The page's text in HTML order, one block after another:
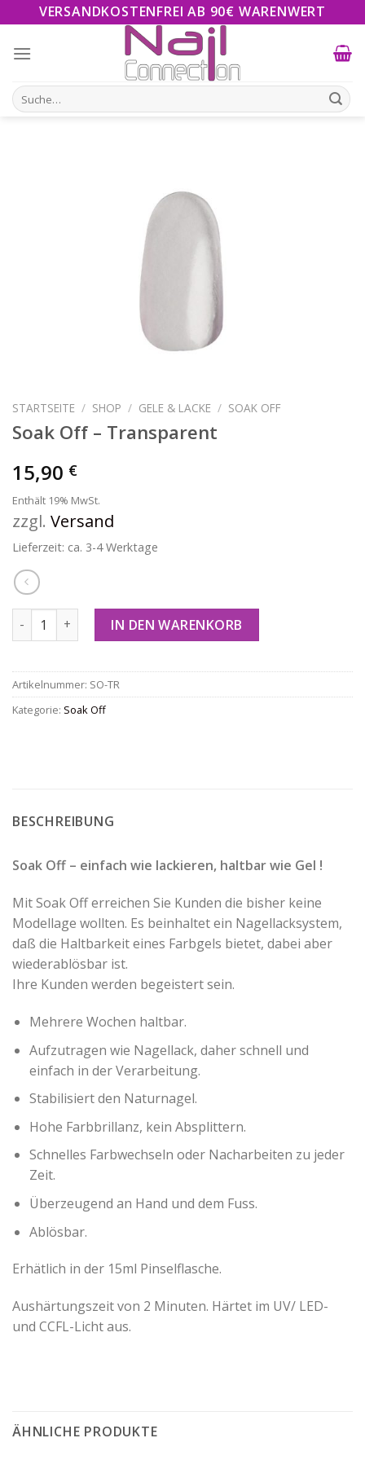
to
content
VERSANDKOSTENFREI AB 90€ WARENWERT
Suche
nach:
STARTSEITE / SHOP / GELE & LACKE / SOAK OFF
Soak Off – Transparent
15,90 €
Enthält 19% MwSt.
zzgl. Versand
Lieferzeit: ca. 3-4 Werktage
Soak Off - Transparent Menge
IN DEN WARENKORB
Artikelnummer: SO-TR
Kategorie: Soak Off
BESCHREIBUNG
Soak Off – einfach wie lackieren, haltbar wie Gel !
Mit Soak Off erreichen Sie Kunden die bisher keine
Modellage wollten. Es beinhaltet ein Nagellacksystem,
daß die Haltbarkeit eines Farbgels bietet, dabei aber
wiederablösbar ist.
Ihre Kunden werden begeistert sein.
Mehrere Wochen haltbar.
Aufzutragen wie Nagellack, daher schnell und
einfach in der Verarbeitung.
Stabilisiert den Naturnagel.
Hohe Farbbrillanz, kein Absplittern.
Schnelles Farbwechseln oder Nacharbeiten zu jeder
Zeit.
Überzeugend an Hand und dem Fuss.
Ablösbar.
Erhätlich in der 15ml Pinselflasche.
Aushärtungszeit von 2 Minuten. Härtet im UV/ LED-
und CCFL-Licht aus.
ÄHNLICHE PRODUKTE